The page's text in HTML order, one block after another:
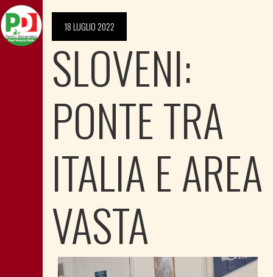
18 LUGLIO 2022
SLOVENI:
PONTE TRA
ITALIA E AREA
VASTA